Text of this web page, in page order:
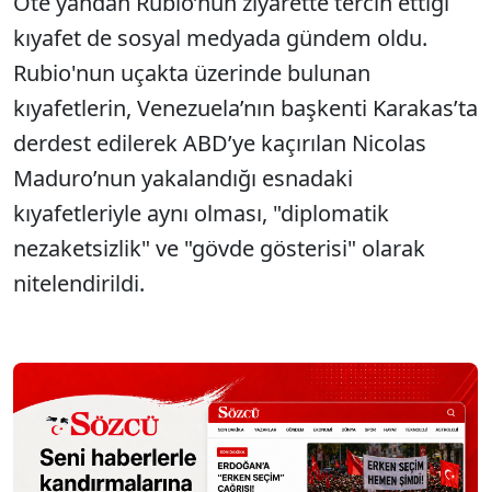
kıyafet de sosyal medyada gündem oldu.
Rubio'nun uçakta üzerinde bulunan
kıyafetlerin, Venezuela’nın başkenti Karakas’ta
derdest edilerek ABD’ye kaçırılan Nicolas
Maduro’nun yakalandığı esnadaki
kıyafetleriyle aynı olması, "diplomatik
nezaketsizlik" ve "gövde gösterisi" olarak
nitelendirildi.